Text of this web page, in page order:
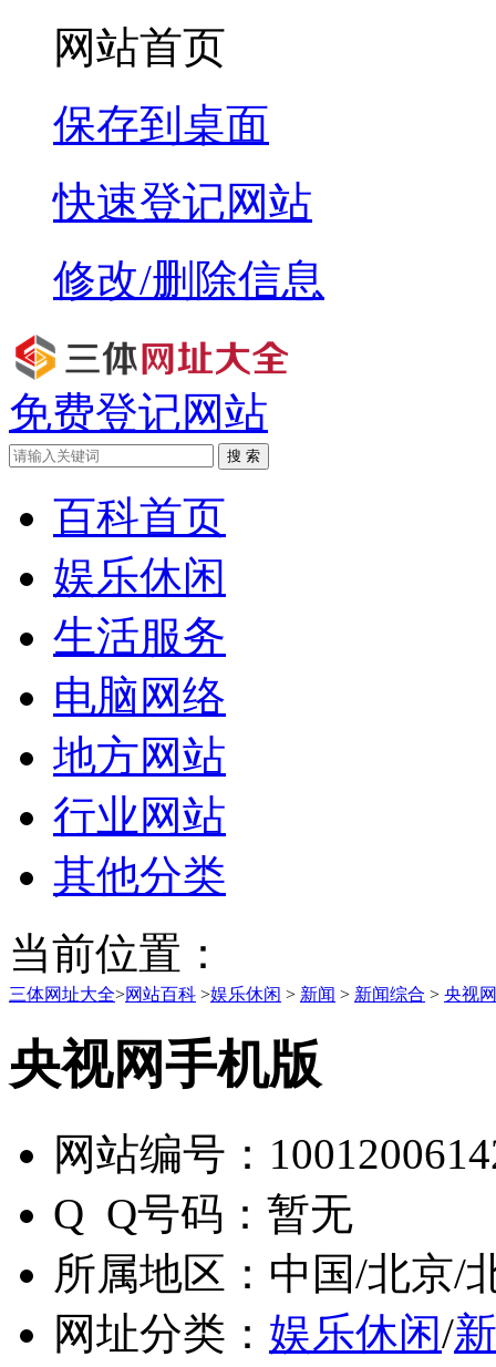
网站首页
保存到桌面
快速登记网站
修改/删除信息
免费登记网站
搜 索
百科首页
娱乐休闲
生活服务
电脑网络
地方网站
行业网站
其他分类
当前位置：
三体网址大全>网站百科 >娱乐休闲 > 新闻 > 新闻综合 > 央视
央视网手机版
网站编号：
Q Q号码： 暂无
所属地区： 中国/北京/
网址分类： 娱乐休闲/